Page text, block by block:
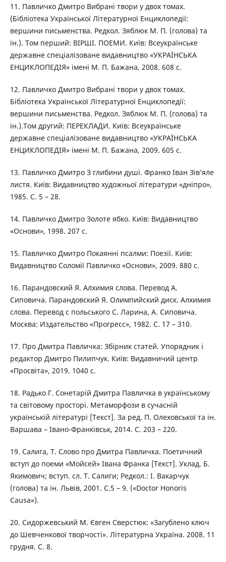
11. Павличко Дмитро Вибрані твори у двох томах.
(Бібліотека Української Літературної Енциклопедії:
вершини письменства. Редкол. Зяблюк М. П. (голова) та
ін.). Том перший: ВІРШІ. ПОЕМИ. Київ: Всеукраїнське
державне спеціалізоване видавництво «УКРАЇНСЬКА
ЕНЦИКЛОПЕДІЯ» імені М. П. Бажана, 2008. 608 с.
12. Павличко Дмитро Вибрані твори у двох томах.
Бібліотека Української Літературної Енциклопедії:
вершини письменства. Редкол. Зяблюк М. П. (голова) та
ін.).Том другий: ПЕРЕКЛАДИ. Київ: Всеукраїнське
державне спеціалізоване видавництво «УКРАЇНСЬКА
ЕНЦИКЛОПЕДІЯ» імені М. П. Бажана, 2009. 605 с.
13. Павличко Дмитро З глибини душі. Франко Іван Зів’яле
листя. Київ: Видавництво художньої літератури «дніпро»,
1985. С. 5 – 28.
14. Павличко Дмитро Золоте ябко. Київ: Видавництво
«Основи», 1998. 207 с.
15. Павличко Дмитро Покаянні псалми: Поезії. Київ:
Видавництво Соломії Павличко «Основи», 2009. 880 с.
16. Парандовский Я. Алхимия слова. Перевод А.
Сиповича. Парандовский Я. Олимпийский диск. Алхимия
слова. Перевод с польського С. Ларина, А. Сиповича.
Москва: Издательство «Прогресс», 1982. С. 17 – 310.
17. Про Дмитра Павличка: Збірник статей. Упорядник і
редактор Дмитро Пилипчук. Київ: Видавничий центр
«Просвіта», 2019. 1040 с.
18. Радько Г. Сонетарій Дмитра Павличка в українському
та світовому просторі. Метаморфози в сучасній
українській літературі [Текст]. За ред. П. Олеховської та ін.
Варшава – Івано-Франківськ, 2014. С. 203 – 220.
19. Салига, Т. Слово про Дмитра Павличка. Поетичний
вступ до поеми «Мойсей» Івана Франка [Текст]. Уклад. Б.
Якимович; вступ. сл. Т. Салиги; Редкол.: І. Вакарчук
(голова) та ін. Львів, 2001. С.5 – 9. («Doctor Honoris
Causa»).
20. Сидоржевський М. Євген Сверстюк: «Загублено ключ
до Шевченкової творчості». Літературна Україна. 2008. 11
грудня. С. 8.